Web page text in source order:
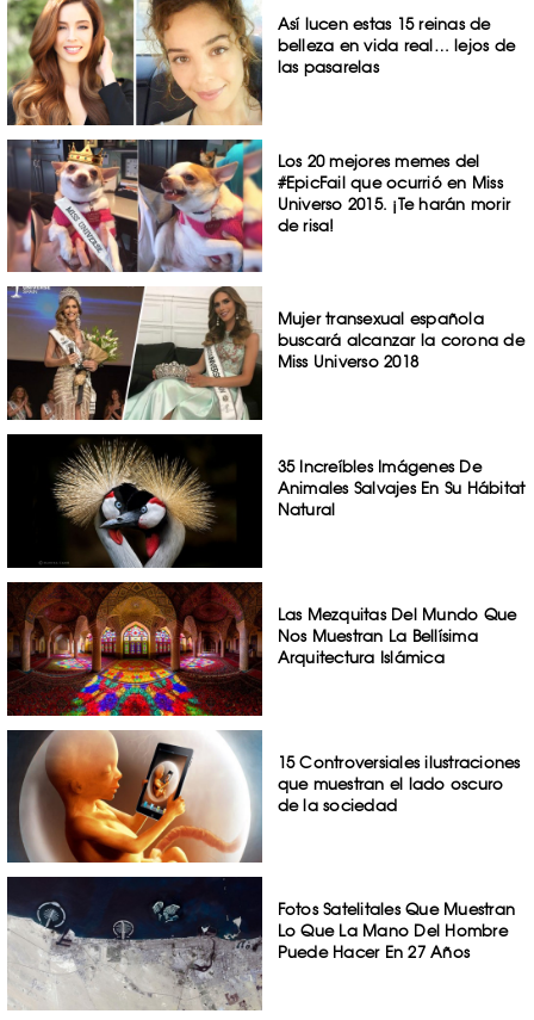
Así lucen estas 15 reinas de
belleza en vida real… lejos de
las pasarelas
Los 20 mejores memes del
#EpicFail que ocurrió en Miss
Universo 2015. ¡Te harán morir
de risa!
Mujer transexual española
buscará alcanzar la corona de
Miss Universo 2018
35 Increíbles Imágenes De
Animales Salvajes En Su Hábitat
Natural
Las Mezquitas Del Mundo Que
Nos Muestran La Bellísima
Arquitectura Islámica
15 Controversiales ilustraciones
que muestran el lado oscuro
de la sociedad
Fotos Satelitales Que Muestran
Lo Que La Mano Del Hombre
Puede Hacer En 27 Años